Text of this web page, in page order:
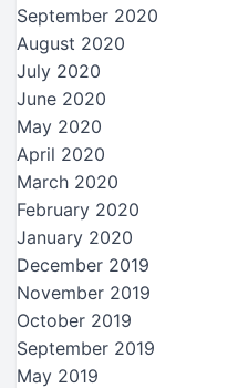
September 2020
August 2020
July 2020
June 2020
May 2020
April 2020
March 2020
February 2020
January 2020
December 2019
November 2019
October 2019
September 2019
May 2019